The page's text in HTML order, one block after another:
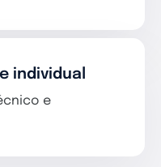
individual
e